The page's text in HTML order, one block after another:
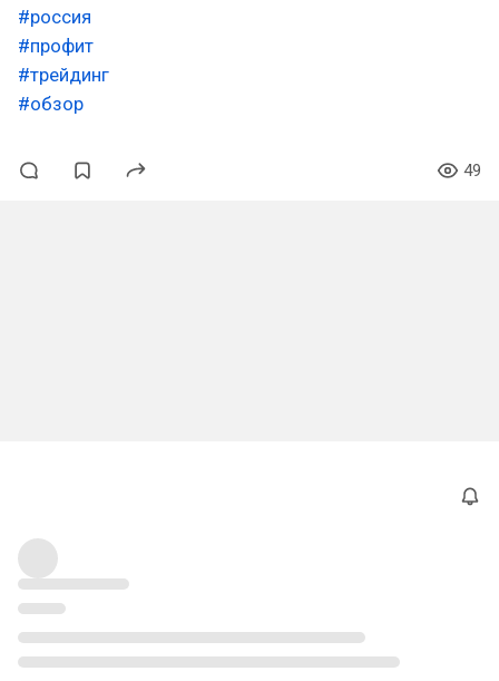
#россия
#профит
#трейдинг
#обзор
49